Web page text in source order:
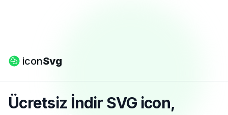
iconSvg
Ücretsiz İndir SVG icon,